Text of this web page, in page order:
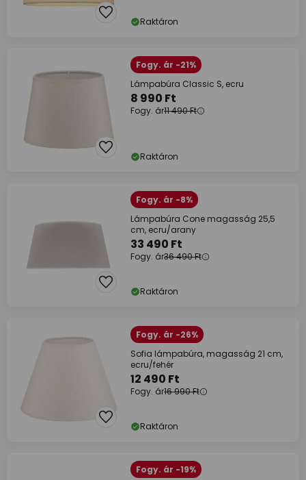
Raktáron
Fogy. ár -21%
Lámpabúra Classic S, ecru
8 990 Ft
Fogy. ár11 490 Ft
Raktáron
Fogy. ár -8%
Lámpabúra Cone magasság 25,5
cm, ecru/arany
33 490 Ft
Fogy. ár36 490 Ft
Raktáron
Fogy. ár -26%
Sofia lámpabúra, magasság 21 cm,
ecru/fehér
12 490 Ft
Fogy. ár16 990 Ft
Raktáron
Fogy. ár -19%